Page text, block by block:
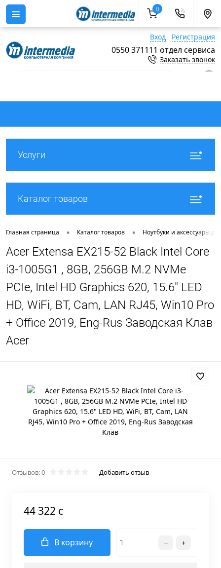
Вход Регистрация
0550 371111 отдел сервиса
Заказать звонок
Услуги
Каталог товаров
Главная страница • Каталог товаров • Ноутбуки и аксессуары
Acer Extensa EX215-52 Black Intel Core
i3-1005G1 , 8GB, 256GB M.2 NVMe
PCIe, Intel HD Graphics 620, 15.6" LED
HD, WiFi, BT, Cam, LAN RJ45, Win10 Pro
+ Office 2019, Eng-Rus Заводская Клав
Acer
Отзывов: 0 Добавить отзыв
44 322 c
В корзину
0